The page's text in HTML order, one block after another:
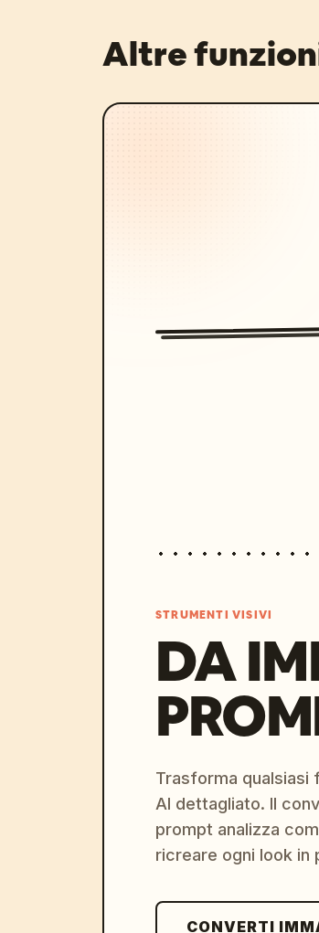
Altre
STRUMENTI VISIVI
DA
Trasforma qualsiasi
AI dettagliato. Il
prompt analizza
ricreare ogni look in
CONVERTI